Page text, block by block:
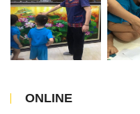
ONLINE